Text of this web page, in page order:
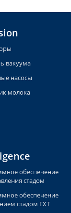
вакуума
насосы
молока
обеспечение
стадом
обеспечение
стадом EXT